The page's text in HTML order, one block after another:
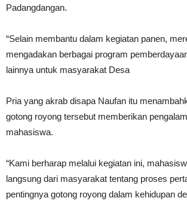
Padangdangan.
“Selain membantu dalam kegiatan panen,
mengadakan berbagai program
lainnya untuk masyarakat Desa
Pria yang akrab disapa Naufan itu
gotong royong tersebut memberikan
mahasiswa.
“Kami berharap melalui kegiatan ini,
langsung dari masyarakat tentang proses
pentingnya gotong royong dalam kehidupan